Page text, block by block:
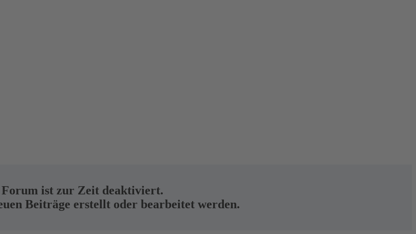
Forum ist zur Zeit deaktiviert.
Beiträge erstellt oder bearbeitet werden.